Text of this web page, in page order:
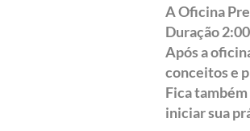
A Oficina
Duração
Após a
conceitos e
Fica
iniciar sua